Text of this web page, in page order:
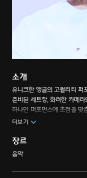
소개
유니크한 앵글의 고퀄리티 퍼
준비된 세트장, 화려한 카메
하나인 퍼포먼스에 초점을 맞
완벽한 칼군무, 강렬한 퍼포먼
더보기
장르
음악